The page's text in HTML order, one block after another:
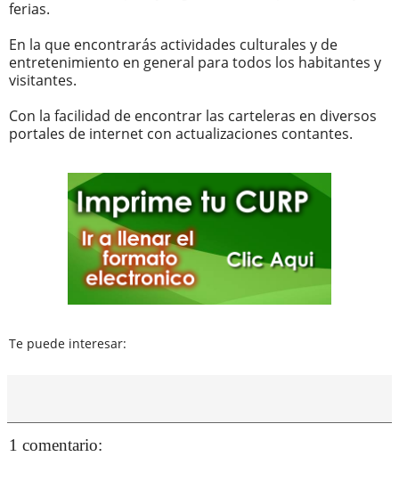
ferias.
En la que encontrarás actividades culturales y de
entretenimiento en general para todos los habitantes y
visitantes.
Con la facilidad de encontrar las carteleras en diversos
portales de internet con actualizaciones contantes.
Te puede interesar:
1 comentario: